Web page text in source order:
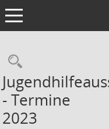
Toggle navigation
- Termine
2023